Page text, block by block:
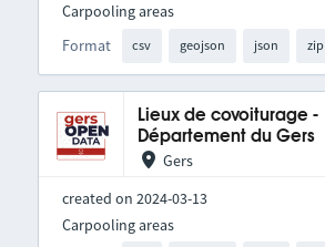
Format csv geojson json zip
Carpooling areas
Lieux de covoiturage -
Département du Gers
Gers
created on 2024-03-13
Carpooling areas